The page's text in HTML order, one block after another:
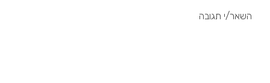
השאר/י תגובה